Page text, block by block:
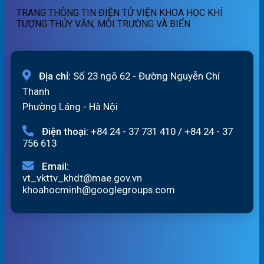
ngày
05/08/2026
TRANG THÔNG TIN ĐIỆN TỬ VIỆN KHOA HỌC KHÍ
TƯỢNG THỦY VĂN, MÔI TRƯỜNG VÀ BIỂN
Địa chỉ: Số 23 ngõ 62 - Đường Nguyễn Chí
Thanh
Phường Láng - Hà Nội
Điện thoại: +84 24 - 37 731 410 / +84 24 - 37
756 613
Email:
vt_vkttv_khdt@mae.gov.vn
khoahocminh@googlegroups.com